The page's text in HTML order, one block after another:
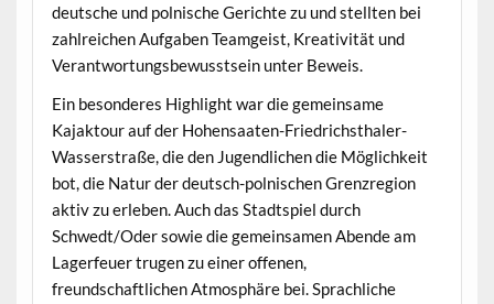
deutsche und polnische Gerichte zu und stellten bei
zahlreichen Aufgaben Teamgeist, Kreativität und
Verantwortungsbewusstsein unter Beweis.
Ein besonderes Highlight war die gemeinsame
Kajaktour auf der Hohensaaten-Friedrichsthaler-
Wasserstraße, die den Jugendlichen die Möglichkeit
bot, die Natur der deutsch-polnischen Grenzregion
aktiv zu erleben. Auch das Stadtspiel durch
Schwedt/Oder sowie die gemeinsamen Abende am
Lagerfeuer trugen zu einer offenen,
freundschaftlichen Atmosphäre bei. Sprachliche